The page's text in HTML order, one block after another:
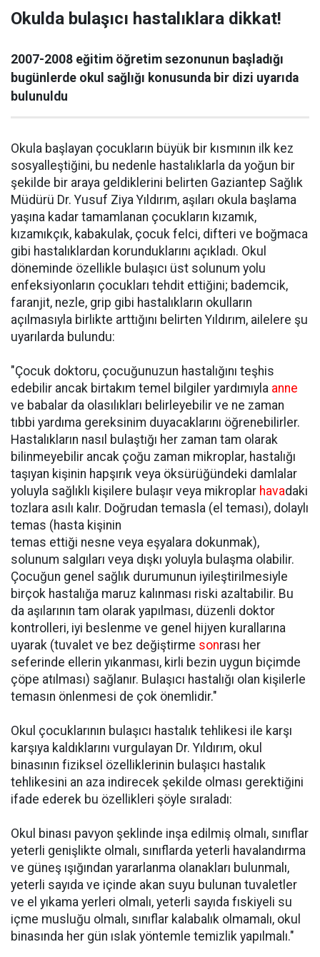
Okulda bulaşıcı hastalıklara dikkat!
2007-2008 eğitim öğretim sezonunun başladığı
bugünlerde okul sağlığı konusunda bir dizi uyarıda
bulunuldu
Okula başlayan çocukların büyük bir kısmının ilk kez
sosyalleştiğini, bu nedenle hastalıklarla da yoğun bir
şekilde bir araya geldiklerini belirten Gaziantep Sağlık
Müdürü Dr. Yusuf Ziya Yıldırım, aşıları okula başlama
yaşına kadar tamamlanan çocukların kızamık,
kızamıkçık, kabakulak, çocuk felci, difteri ve boğmaca
gibi hastalıklardan korunduklarını açıkladı. Okul
döneminde özellikle bulaşıcı üst solunum yolu
enfeksiyonların çocukları tehdit ettiğini; bademcik,
faranjit, nezle, grip gibi hastalıkların okulların
açılmasıyla birlikte arttığını belirten Yıldırım, ailelere şu
uyarılarda bulundu:
"Çocuk doktoru, çocuğunuzun hastalığını teşhis
edebilir ancak birtakım temel bilgiler yardımıyla anne
ve babalar da olasılıkları belirleyebilir ve ne zaman
tıbbi yardıma gereksinim duyacaklarını öğrenebilirler.
Hastalıkların nasıl bulaştığı her zaman tam olarak
bilinmeyebilir ancak çoğu zaman mikroplar, hastalığı
taşıyan kişinin hapşırık veya öksürüğündeki damlalar
yoluyla sağlıklı kişilere bulaşır veya mikroplar havadaki
tozlara asılı kalır. Doğrudan temasla (el teması), dolaylı
temas (hasta kişinin
temas ettiği nesne veya eşyalara dokunmak),
solunum salgıları veya dışkı yoluyla bulaşma olabilir.
Çocuğun genel sağlık durumunun iyileştirilmesiyle
birçok hastalığa maruz kalınması riski azaltabilir. Bu
da aşılarının tam olarak yapılması, düzenli doktor
kontrolleri, iyi beslenme ve genel hijyen kurallarına
uyarak (tuvalet ve bez değiştirme sonrası her
seferinde ellerin yıkanması, kirli bezin uygun biçimde
çöpe atılması) sağlanır. Bulaşıcı hastalığı olan kişilerle
temasın önlenmesi de çok önemlidir."
Okul çocuklarının bulaşıcı hastalık tehlikesi ile karşı
karşıya kaldıklarını vurgulayan Dr. Yıldırım, okul
binasının fiziksel özelliklerinin bulaşıcı hastalık
tehlikesini an aza indirecek şekilde olması gerektiğini
ifade ederek bu özellikleri şöyle sıraladı:
Okul binası pavyon şeklinde inşa edilmiş olmalı, sınıflar
yeterli genişlikte olmalı, sınıflarda yeterli havalandırma
ve güneş ışığından yararlanma olanakları bulunmalı,
yeterli sayıda ve içinde akan suyu bulunan tuvaletler
ve el yıkama yerleri olmalı, yeterli sayıda fıskiyeli su
içme musluğu olmalı, sınıflar kalabalık olmamalı, okul
binasında her gün ıslak yöntemle temizlik yapılmalı."